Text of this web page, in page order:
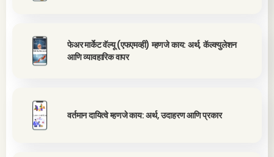
फेअर मार्केट वॅल्यू (एफएमव्ही) म्हणजे काय: अर्थ, कॅल्क्युलेशन
आणि व्यावहारिक वापर
वर्तमान दायित्वे म्हणजे काय: अर्थ, उदाहरण आणि प्रकार